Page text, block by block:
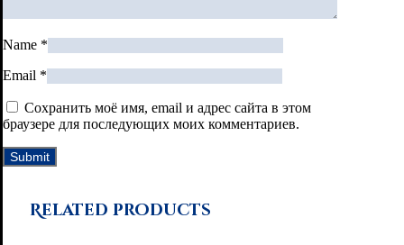
Name *
Email *
Сохранить моё имя, email и адрес сайта в этом
браузере для последующих моих комментариев.
Related products